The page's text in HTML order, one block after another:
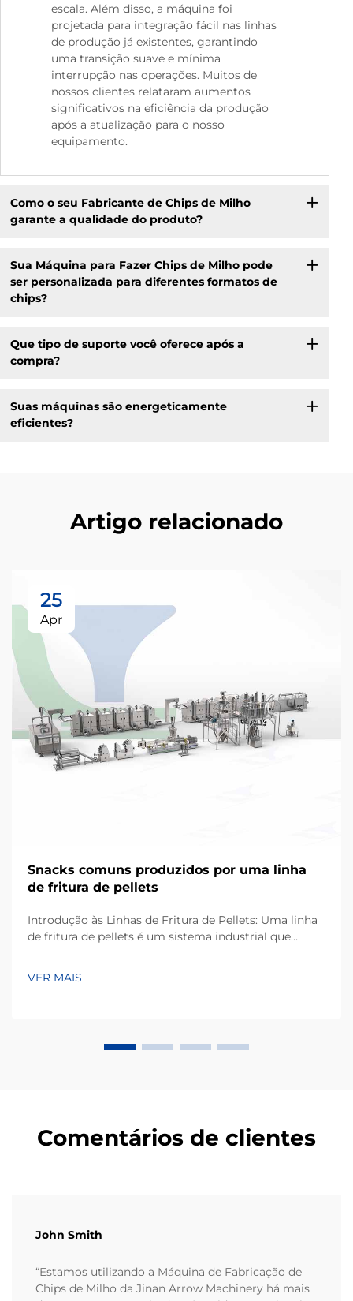
escala. Além disso, a máquina foi
projetada para integração fácil nas linhas
de produção já existentes, garantindo
uma transição suave e mínima
interrupção nas operações. Muitos de
nossos clientes relataram aumentos
significativos na eficiência da produção
após a atualização para o nosso
equipamento.
Como o seu Fabricante de Chips de Milho
garante a qualidade do produto?
Sua Máquina para Fazer Chips de Milho pode
ser personalizada para diferentes formatos de
chips?
Que tipo de suporte você oferece após a
compra?
Suas máquinas são energeticamente
eficientes?
Artigo relacionado
25
Apr
Snacks comuns produzidos por uma linha
de fritura de pellets
Introdução às Linhas de Fritura de Pellets: Uma linha
de fritura de pellets é um sistema industrial que
contínua e fritura. Ao contrário da fritura tradicional
VER MAIS
Comentários de clientes
John Smith
“Estamos utilizando a Máquina de Fabricação de
Chips de Milho da Jinan Arrow Machinery há mais